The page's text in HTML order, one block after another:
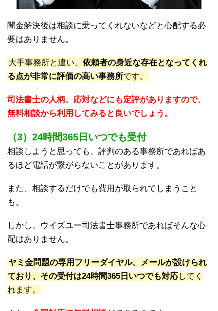
闇金解決後は相談に乗ってくれないなどと心配する必
要はありません。
大手事務所と違い、 依頼者の身近な存在となってくれ
る点が非常に評価の高い事務所です。
司法書士の人柄、応対などにも定評がありますので、
無料相談から利用してみると良いでしょう。
（3）24時間365日いつでも受付
相談しようと思っても、評判のある事務所であればあ
るほど電話が繋がらないことがあります。
また、相談するだけでも費用が取られてしまうこと
も。
しかし、ウイズユー司法書士事務所であればそんな心
配はありません。
ヤミ金問題の専用フリーダイヤル、メールが設けられ
ており、その受付は24時間365日いつでも対応してく
れます。